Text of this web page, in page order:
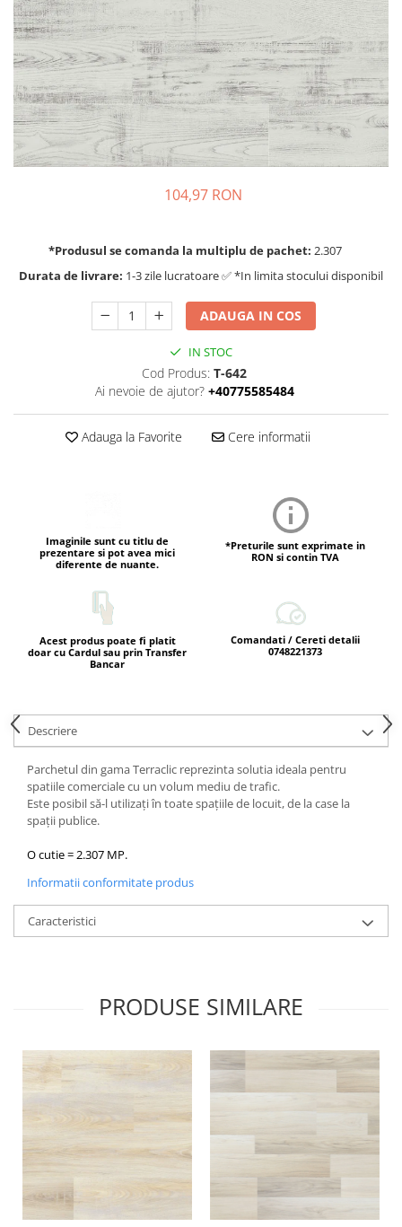
104,97 RON
*Produsul se comanda la multiplu de pachet: 2.307
Durata de livrare: 1-3 zile lucratoare ✅ *In limita stocului disponibil
ADAUGA IN COS
IN STOC
Cod Produs: T-642
Ai nevoie de ajutor? +40775585484
Adauga la Favorite Cere informatii
Imaginile sunt cu titlu de
prezentare si pot avea mici
diferente de nuante.
*Preturile sunt exprimate in
RON si contin TVA
Acest produs poate fi platit
doar cu Cardul sau prin Transfer
Bancar
Comandati / Cereti detalii
0748221373
Descriere
Parchetul din gama Terraclic reprezinta solutia ideala pentru
spatiile comerciale cu un volum mediu de trafic.
Este posibil să-l utilizați în toate spațiile de locuit, de la case la
spații publice.
O cutie = 2.307 MP.
Informatii conformitate produs
Caracteristici
PRODUSE SIMILARE